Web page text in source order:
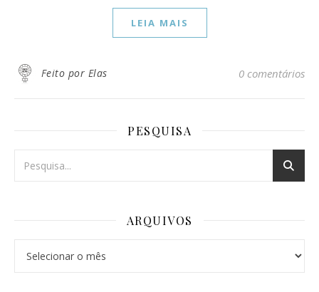
LEIA MAIS
Feito por Elas 0 comentários
PESQUISA
ARQUIVOS